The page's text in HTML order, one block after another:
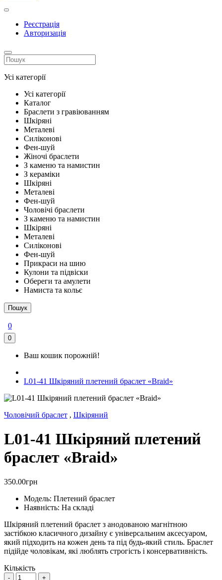
Реєстрація
Авторизація
Усі категорії
Усі категорії
Каталог
Браслети з гравіюванням
Шкіряні
Металеві
Силіконові
Фен-шуй
Жіночі браслети
З каменю та намистин
З кераміки
Шкіряні
Металеві
Фен-шуй
Чоловічі браслети
З каменю та намистин
Шкіряні
Металеві
Силіконові
Фен-шуй
Прикраси на шию
Кулони та підвіски
Обереги та амулети
Намиста та кольє
Пошук
0
0
Ваш кошик порожній!
L01-41 Шкіряний плетений браслет «Braid»
Чоловічий браслет , Шкіряний
L01-41 Шкіряний плетений
браслет «Braid»
350.00грн
Модель: Плетений браслет
Наявність: На складі
Шкіряний плетений браслет з анодованою магнітною
застібкою класичного дизайну є універсальним аксесуаром,
який підходить на кожен день та під будь-який стиль. Браслет
підійде чоловікам, які люблять строгість і консервативність.
Кількість